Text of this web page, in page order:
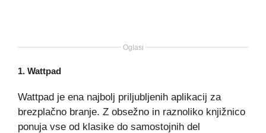
Oglasi
1. Wattpad
Wattpad je ena najbolj priljubljenih aplikacij za
brezplačno branje. Z obsežno in raznoliko knjižnico
ponuja vse od klasike do samostojnih del